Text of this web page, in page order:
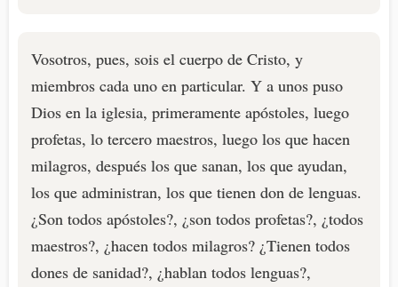
Vosotros, pues, sois el cuerpo de Cristo, y
miembros cada uno en particular. Y a unos puso
Dios en la iglesia, primeramente apóstoles, luego
profetas, lo tercero maestros, luego los que hacen
milagros, después los que sanan, los que ayudan,
los que administran, los que tienen don de lenguas.
¿Son todos apóstoles?, ¿son todos profetas?, ¿todos
maestros?, ¿hacen todos milagros? ¿Tienen todos
dones de sanidad?, ¿hablan todos lenguas?,